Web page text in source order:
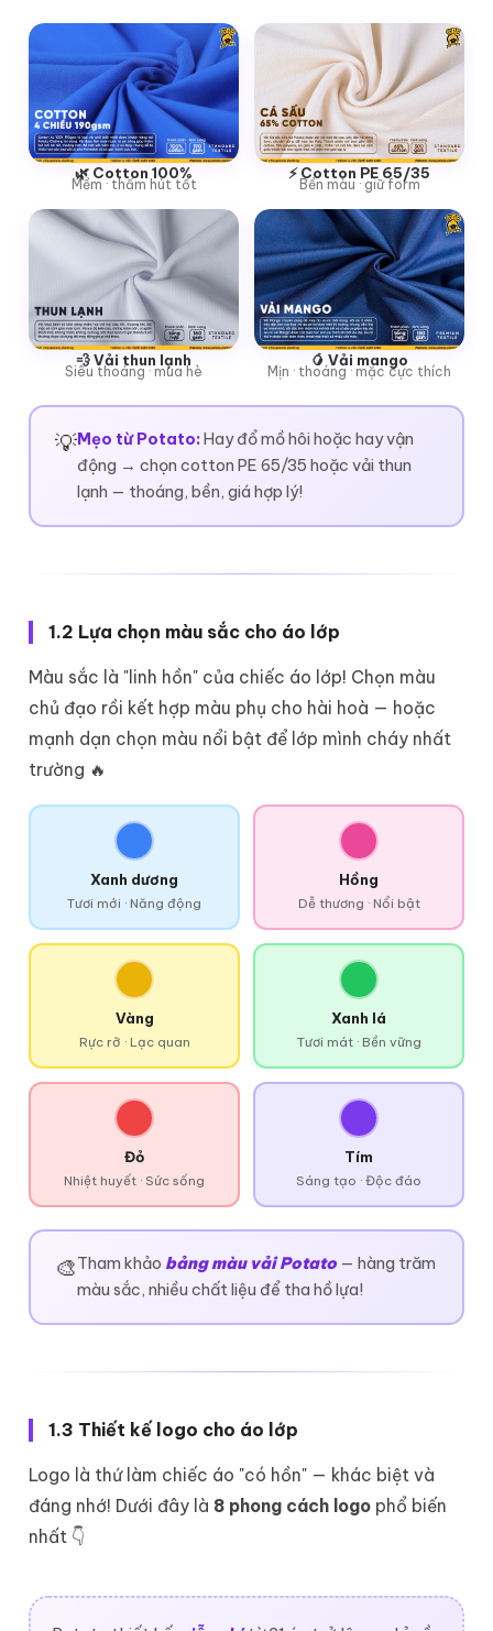
🌿 Cotton 100%
Mềm · thấm hút tốt
⚡ Cotton PE 65/35
Bền màu · giữ form
💨 Vải thun lạnh
Siêu thoáng · mùa hè
🥭 Vải mango
Mịn · thoáng · mặc cực thích
💡Mẹo từ Potato:Hay đổ mồ hôi hoặc hay vận
động → chọn cotton PE 65/35 hoặc vải thun
lạnh — thoáng, bền, giá hợp lý!
1.2 Lựa chọn màu sắc cho áo lớp
Màu sắc là "linh hồn" của chiếc áo lớp! Chọn màu
chủ đạo rồi kết hợp màu phụ cho hài hoà — hoặc
mạnh dạn chọn màu nổi bật để lớp mình cháy nhất
trường 🔥
Xanh dương
Tươi mới · Năng động
Hồng
Dễ thương · Nổi bật
Vàng
Rực rỡ · Lạc quan
Xanh lá
Tươi mát · Bền vững
Đỏ
Nhiệt huyết · Sức sống
Tím
Sáng tạo · Độc đáo
🎨Tham khảo bảng màu vải Potato— hàng trăm
màu sắc, nhiều chất liệu để tha hồ lựa!
1.3 Thiết kế logo cho áo lớp
Logo là thứ làm chiếc áo "có hồn" — khác biệt và
đáng nhớ! Dưới đây là 8 phong cách logo phổ biến
nhất 👇